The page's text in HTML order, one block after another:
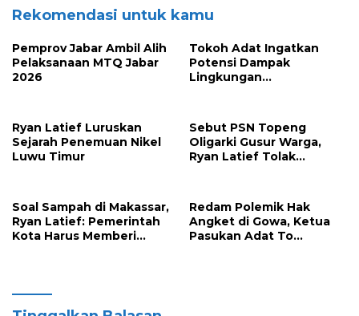
Rekomendasi untuk kamu
Pemprov Jabar Ambil Alih
Pelaksanaan MTQ Jabar
2026
Tokoh Adat Ingatkan
Potensi Dampak
Lingkungan
Luwu Timur
Ryan Latief Luruskan
Sejarah Penemuan Nikel
Luwu Timur
Sebut PSN Topeng
Oligarki Gusur Warga,
Ryan Latief Tolak
Soal Sampah di Makassar,
Ryan Latief: Pemerintah
Kota Harus Memberi
Redam Polemik Hak
Angket di Gowa, Ketua
Pasukan Adat To